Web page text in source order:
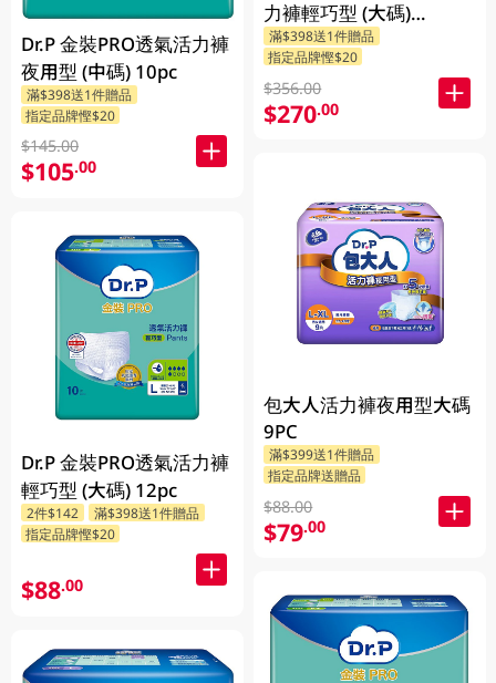
Dr.P 金裝PRO透氣活力褲
夜用型 (中碼) 10pc
滿$398送1件贈品
指定品牌慳$20
$145.00
$105.00
Dr.P 金裝PRO透氣活力褲
輕巧型 (大碼) 12pc
2件$142
滿$398送1件贈品
指定品牌慳$20
$88.00
力褲輕巧型 (大碼)
4X10PCS
滿$398送1件贈品
指定品牌慳$20
$356.00
$270.00
包大人活力褲夜用型大碼
9PC
滿$399送1件贈品
指定品牌送贈品
$88.00
$79.00